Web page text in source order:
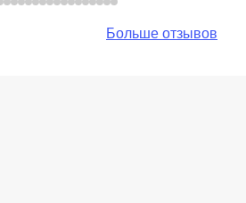
Больше отзывов